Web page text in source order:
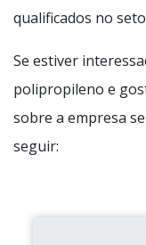
qualificados no
Se estiver
polipropileno e
sobre a empresa
seguir: